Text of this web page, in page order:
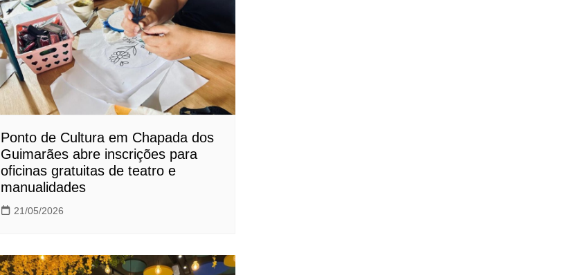
Ponto de Cultura em Chapada dos
Guimarães abre inscrições para
oficinas gratuitas de teatro e
manualidades
21/05/2026